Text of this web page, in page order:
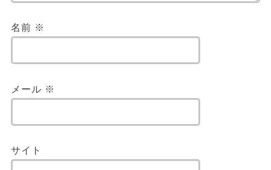
名前 ※
メール ※
サイト